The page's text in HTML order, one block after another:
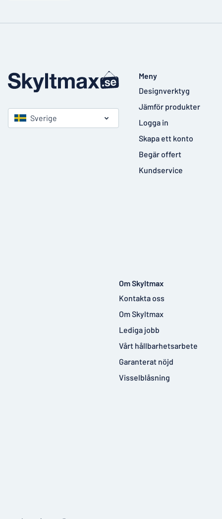
Sverige
Meny
Designverktyg
Jämför produkter
Logga in
Skapa ett konto
Begär offert
Kundservice
Om Skyltmax
Kontakta oss
Om Skyltmax
Lediga jobb
Vårt hållbarhetsarbete
Garanterat nöjd
Visselblåsning